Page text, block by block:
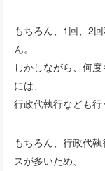
もちろん、1回、2
ん。
しかしながら、何
には、
行政代執行なども行
もちろん、行政代
スが多いため、